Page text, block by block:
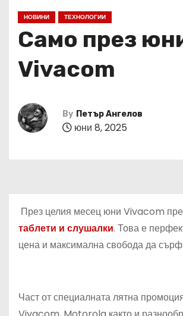
НОВИНИ ТЕХНОЛОГИИ
Само през
Vivacom
By Петър Ангелов
юни 8, 2025
През целия месец юни Vivacom
таблети и слушалки. Това е
цена и максимална свобода да
Част от специалната лятна